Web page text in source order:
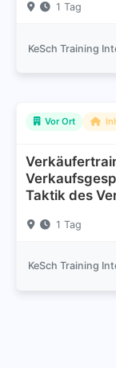
1 Tag
Vor Ort
Taktik des
1 Tag